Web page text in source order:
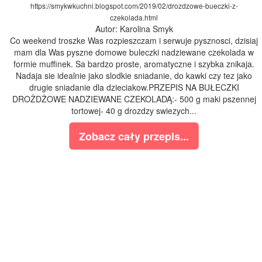
https://smykwkuchni.blogspot.com/2019/02/drozdzowe-bueczki-z-
czekolada.html
Autor: Karolina Smyk
Co weekend troszke Was rozpieszczam i serwuje pysznosci, dzisiaj
mam dla Was pyszne domowe buleczki nadziewane czekolada w
formie muffinek. Sa bardzo proste, aromatyczne i szybka znikaja.
Nadaja sie idealnie jako slodkie sniadanie, do kawki czy tez jako
drugie sniadanie dla dzieciakow.PRZEPIS NA BUŁECZKI
DROŻDŻOWE NADZIEWANE CZEKOLADĄ:- 500 g maki pszennej
tortowej- 40 g drozdzy swiezych...
Zobacz cały przepis...